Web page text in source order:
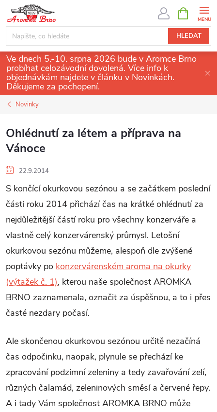
obsah
HLEDAT
NÁKUPNÍ
KOŠÍK
Ve dnech 5.-10. srpna 2026 bude v Aromce Brno
probíhat celozávodní dovolená. Více info k
objednávkám najdete v článku v Novinkách.
Děkujeme za pochopení.
Novinky
Ohlédnutí za létem a příprava na
Vánoce
22.9.2014
S končící okurkovou sezónou a se začátkem poslední
části roku 2014 přichází čas na krátké ohlédnutí za
nejdůležitější částí roku pro všechny konzerváře a
vlastně celý konzervárenský průmysl. Letošní
okurkovou sezónu můžeme, alespoň dle zvýšené
poptávky po konzervárenském aroma na okurky
(výtažek č. 1), kterou naše společnost AROMKA
BRNO zaznamenala, označit za úspěšnou, a to i přes
časté nezdary počasí.
Ale skončenou okurkovou sezónou určitě nezačíná
čas odpočinku, naopak, plynule se přechází ke
zpracování podzimní zeleniny a tedy zavařování zelí,
různých čalamád, zeleninových směsí a červené řepy.
A i tady Vám společnost AROMKA BRNO může